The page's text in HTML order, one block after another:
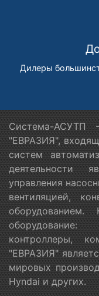
Дилеры
Система-
"ЕВРАЗИЯ",
систем
деятельности
управления
вентиляцией,
оборудованием.
оборудование:
контроллеры,
"ЕВРАЗИЯ"
мировых
Hyndai и других.